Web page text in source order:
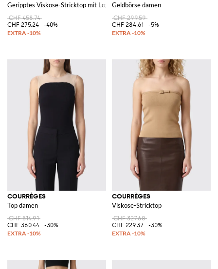
Geripptes Viskose-Stricktop mit Logo
CHF 458.74
CHF 275.24
-40%
Geldbörse damen
CHF 299.59
CHF 284.61
-5%
COURRÈGES
Top damen
CHF 514.91
CHF 360.44
-30%
COURRÈGES
Viskose-Stricktop
CHF 327.68
CHF 229.37
-30%